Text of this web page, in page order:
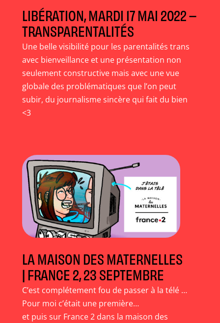
LIBÉRATION, MARDI 17 MAI 2022 –
TRANSPARENTALITÉS
Une belle visibilité pour les parentalités trans
avec bienveillance et une présentation non
seulement constructive mais avec une vue
globale des problématiques que l’on peut
subir, du journalisme sincère qui fait du bien
<3
LA MAISON DES MATERNELLES
| FRANCE 2, 23 SEPTEMBRE
C’est complétement fou de passer à la télé …
Pour moi c’était une première…
et puis sur France 2 dans la maison des